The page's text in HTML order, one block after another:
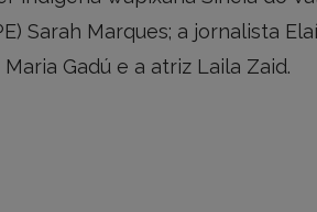
Sarah Marques; a jornalista
Gadú e a atriz Laila Zaid.